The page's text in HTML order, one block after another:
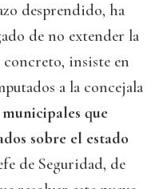
desprendido, ha
de no extender la
insiste en
a la concejala
que
sobre el estado
de Seguridad, de